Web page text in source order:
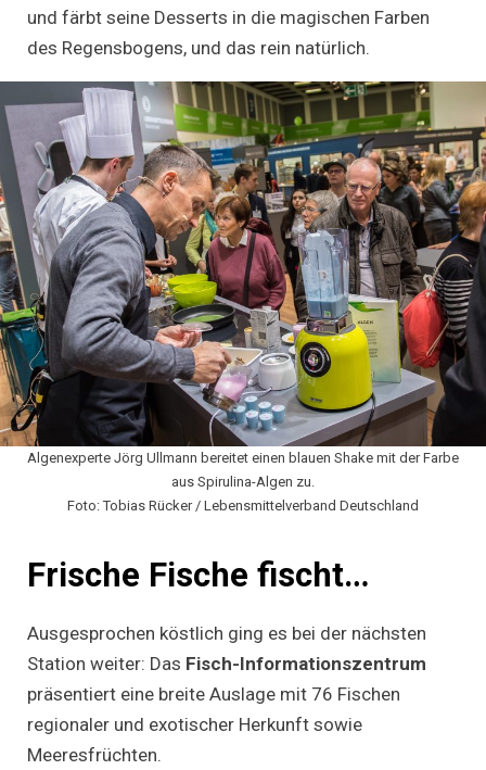
und färbt seine Desserts in die magischen Farben
des Regensbogens, und das rein natürlich.
Algenexperte Jörg Ullmann bereitet einen blauen Shake mit der Farbe
aus Spirulina-Algen zu.
Foto: Tobias Rücker / Lebensmittelverband Deutschland
Frische Fische fischt…
Ausgesprochen köstlich ging es bei der nächsten
Station weiter: Das Fisch-Informationszentrum
präsentiert eine breite Auslage mit 76 Fischen
regionaler und exotischer Herkunft sowie
Meeresfrüchten.